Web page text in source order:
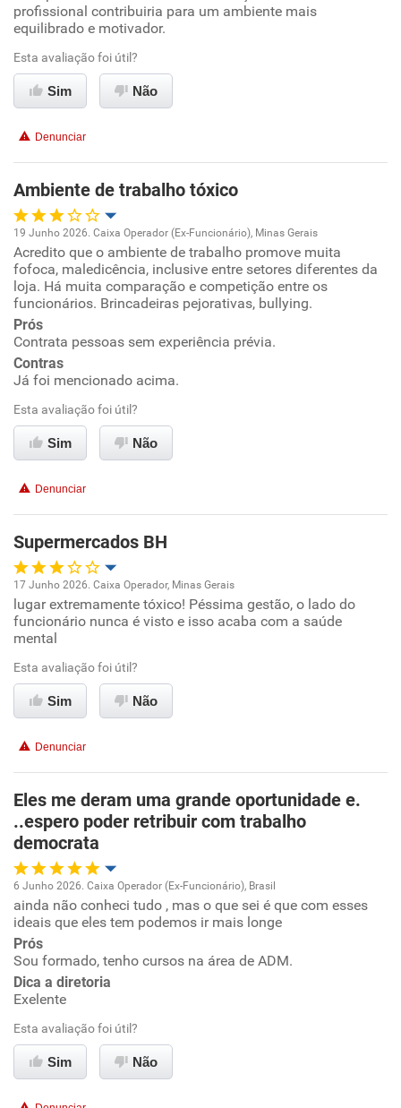
Conciliação com a vida familiar
Benefícios
Não recomenda esta empresa
Não recomenda a diretoria
profissional contribuiria para um ambiente mais
equilibrado e motivador.
Esta avaliação foi útil?
Sim Não
Denunciar
Ambiente de trabalho tóxico
Oportunidade de promoção
Ambiente de trabalho
Conciliação com a vida familiar
Benefícios
Não recomenda a diretoria
19 Junho 2026. Caixa Operador (Ex-Funcionário), Minas Gerais
Acredito que o ambiente de trabalho promove muita
fofoca, maledicência, inclusive entre setores diferentes da
loja. Há muita comparação e competição entre os
funcionários. Brincadeiras pejorativas, bullying.
Prós
Contrata pessoas sem experiência prévia.
Contras
Já foi mencionado acima.
Esta avaliação foi útil?
Sim Não
Denunciar
Supermercados BH
Oportunidade de promoção
Conciliação com a vida familiar
Não recomenda a diretoria
17 Junho 2026. Caixa Operador, Minas Gerais
lugar extremamente tóxico! Péssima gestão, o lado do
funcionário nunca é visto e isso acaba com a saúde
mental
Esta avaliação foi útil?
Sim Não
Denunciar
Eles me deram uma grande oportunidade e.
..espero poder retribuir com trabalho
democrata
Oportunidade de promoção
Ambiente de trabalho
Conciliação com a vida familiar
Benefícios
6 Junho 2026. Caixa Operador (Ex-Funcionário), Brasil
ainda não conheci tudo , mas o que sei é que com esses
ideais que eles tem podemos ir mais longe
Prós
Sou formado, tenho cursos na área de ADM.
Dica a diretoria
Exelente
Esta avaliação foi útil?
Sim Não